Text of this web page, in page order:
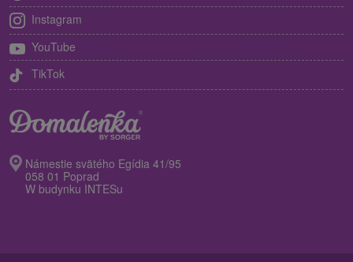
Instagram
YouTube
TikTok
Námestie svätého Egídia 41/95
058 01 Poprad
W budynku INTESu